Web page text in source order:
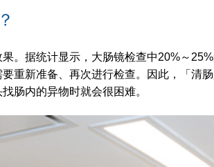
。据统计显示，大肠镜检查中20%～
重新准备、再次进行检查。因此，「清
肠内的异物时就会很困难。